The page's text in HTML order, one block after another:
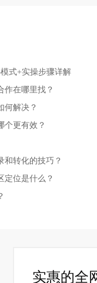
式+实操步骤详解
作在哪里找？
何解决？
个更有效？
和转化的技巧？
定位是什么？
实惠的全